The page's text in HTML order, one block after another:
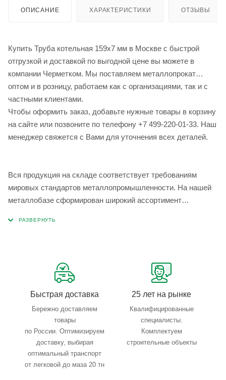
ОПИСАНИЕ ХАРАКТЕРИСТИКИ ОТЗЫВЫ
Купить Труба котельная 159x7 мм в Москве с быстрой
отгрузкой и доставкой по выгодной цене вы можете в
компании Черметком. Мы поставляем металлопрокат
оптом и в розницу, работаем как с организациями, так и с
частными клиентами.
Чтобы оформить заказ, добавьте нужные товары в корзину
на сайте или позвоните по телефону +7 499-220-01-33. Наш
менеджер свяжется с Вами для уточнения всех деталей.
Вся продукция на складе соответствует требованиям
мировых стандартов металлопромышленности. На нашей
металлобазе сформирован широкий ассортимент
Быстрая доставка
Бережно доставляем
товары
по России. Оптимизируем
доставку, выбирая
оптимальный транспорт
от легковой до маза 20 тн
25 лет на рынке
Квалифицированные
специалисты.
Комплектуем
строительные объекты